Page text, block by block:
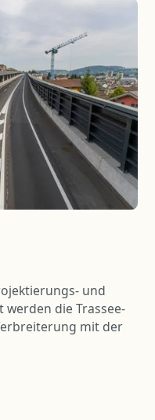
Tragwerke beider
an die
der Bauherrschaft
mit genügendem
Halle einbiegen
die entsprechende
Parkdecks sind
den massiven
die aktive
der
gebrauchstaugliches
und
die Trassee-
mit der
weiteren ist die